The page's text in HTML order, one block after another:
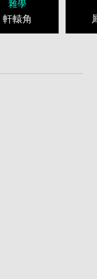
雜學
軒轅角